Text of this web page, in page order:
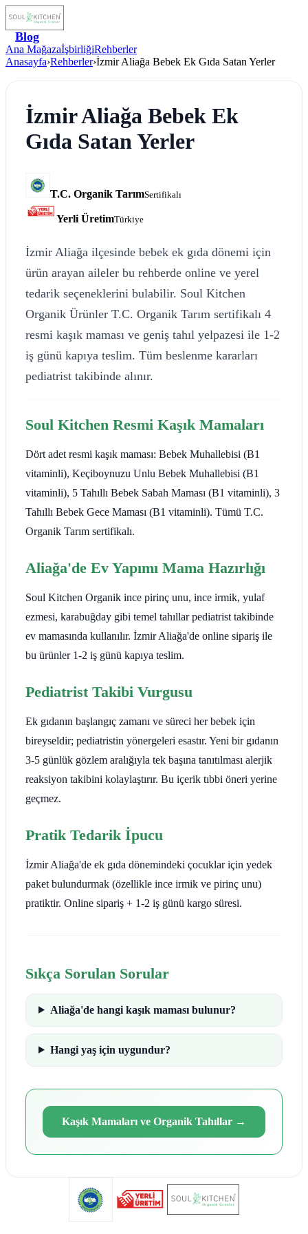
Blog
Ana MağazaİşbirliğiRehberler
Anasayfa›Rehberler›İzmir Aliağa Bebek Ek Gıda Satan Yerler
İzmir Aliağa Bebek Ek
Gıda Satan Yerler
T.C. Organik TarımSertifikalı
Yerli ÜretimTürkiye
İzmir Aliağa ilçesinde bebek ek gıda dönemi için
ürün arayan aileler bu rehberde online ve yerel
tedarik seçeneklerini bulabilir. Soul Kitchen
Organik Ürünler T.C. Organik Tarım sertifikalı 4
resmi kaşık maması ve geniş tahıl yelpazesi ile 1-2
iş günü kapıya teslim. Tüm beslenme kararları
pediatrist takibinde alınır.
Soul Kitchen Resmi Kaşık Mamaları
Dört adet resmi kaşık maması: Bebek Muhallebisi (B1
vitaminli), Keçiboynuzu Unlu Bebek Muhallebisi (B1
vitaminli), 5 Tahıllı Bebek Sabah Maması (B1 vitaminli), 3
Tahıllı Bebek Gece Maması (B1 vitaminli). Tümü T.C.
Organik Tarım sertifikalı.
Aliağa'de Ev Yapımı Mama Hazırlığı
Soul Kitchen Organik ince pirinç unu, ince irmik, yulaf
ezmesi, karabuğday gibi temel tahıllar pediatrist takibinde
ev mamasında kullanılır. İzmir Aliağa'de online sipariş ile
bu ürünler 1-2 iş günü kapıya teslim.
Pediatrist Takibi Vurgusu
Ek gıdanın başlangıç zamanı ve süreci her bebek için
bireyseldir; pediatristin yönergeleri esastır. Yeni bir gıdanın
3-5 günlük gözlem aralığıyla tek başına tanıtılması alerjik
reaksiyon takibini kolaylaştırır. Bu içerik tıbbi öneri yerine
geçmez.
Pratik Tedarik İpucu
İzmir Aliağa'de ek gıda dönemindeki çocuklar için yedek
paket bulundurmak (özellikle ince irmik ve pirinç unu)
pratiktir. Online sipariş + 1-2 iş günü kargo süresi.
Sıkça Sorulan Sorular
Aliağa'de hangi kaşık maması bulunur?
Hangi yaş için uygundur?
Kaşık Mamaları ve Organik Tahıllar →